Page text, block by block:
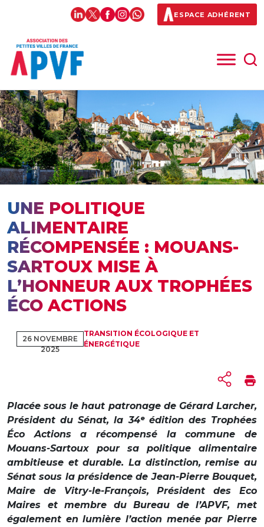
ESPACE ADHÉRENT
UNE POLITIQUE
ALIMENTAIRE
RÉCOMPENSÉE : MOUANS-
SARTOUX MISE À
L’HONNEUR AUX TROPHÉES
ÉCO ACTIONS
26 NOVEMBRE
2025
TRANSITION ÉCOLOGIQUE ET
ÉNERGÉTIQUE
Placée sous le haut patronage de Gérard Larcher,
Président du Sénat, la 34ᵉ édition des Trophées
Éco Actions a récompensé la commune de
Mouans-Sartoux pour sa politique alimentaire
ambitieuse et durable. La distinction, remise au
Sénat sous la présidence de Jean-Pierre Bouquet,
Maire de Vitry-le-François, Président des Eco
Maires et membre du Bureau de l’APVF, met
également en lumière l’action menée par Pierre